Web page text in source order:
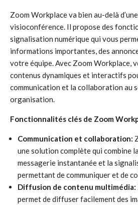
Zoom Workplace va bien au-delà
visioconférence. Il propose des
signalisation numérique qui vous
informations importantes, des
votre équipe. Avec Zoom Workplace,
contenus dynamiques et interactifs
communication et la collaboration au
organisation.
Fonctionnalités clés de Zoom
Communication et collaboration:
une solution complète qui combine
messagerie instantanée et la
permettant de communiquer et de
Diffusion de contenu multimédia:
permet de diffuser facilement des